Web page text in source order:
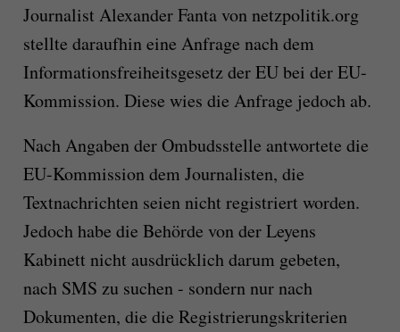
Journalist Alexander Fanta von netzpolitik.org
stellte daraufhin eine Anfrage nach dem
Informationsfreiheitsgesetz der EU bei der EU-
Kommission. Diese wies die Anfrage jedoch ab.
Nach Angaben der Ombudsstelle antwortete die
EU-Kommission dem Journalisten, die
Textnachrichten seien nicht registriert worden.
Jedoch habe die Behörde von der Leyens
Kabinett nicht ausdrücklich darum gebeten,
nach SMS zu suchen - sondern nur nach
Dokumenten, die die Registrierungskriterien